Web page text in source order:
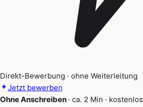
Direkt-Bewerbung · ohne Weiterleitung
Jetzt bewerben
Ohne Anschreiben · ca. 2 Min · kostenlos